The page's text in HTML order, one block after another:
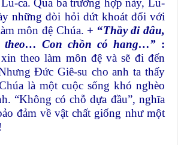
những đòi hỏi dứt khoát đối với
môn đệ Chúa. + “Thầy đi đâu,
Con chồn có hang…” :
theo làm môn đệ và sẽ đi đến
Đức Giê-su cho anh ta thấy
là một cuộc sống khó nghèo
“Không có chỗ dựa đầu”, nghĩa
đảm về vật chất giống như một